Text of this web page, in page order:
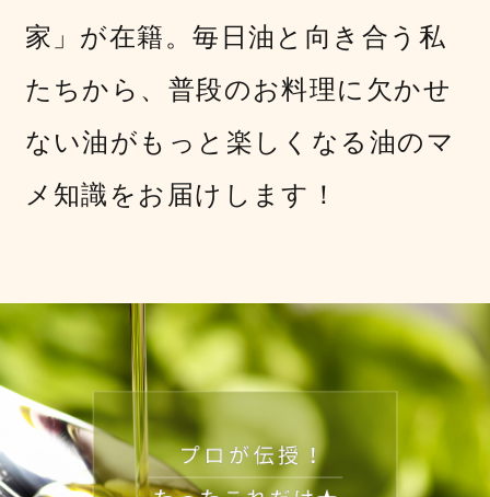
家」が在籍。毎日油と向き合う私
たちから、普段のお料理に欠かせ
ない油がもっと楽しくなる油のマ
メ知識をお届けします！